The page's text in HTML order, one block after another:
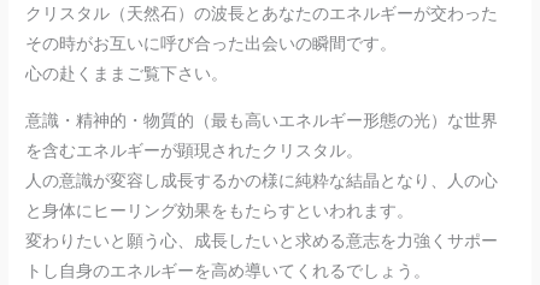
クリスタル（天然石）の波長とあなたのエネルギーが交わった
その時がお互いに呼び合った出会いの瞬間です。
心の赴くままご覧下さい。
意識・精神的・物質的（最も高いエネルギー形態の光）な世界
を含むエネルギーが顕現されたクリスタル。
人の意識が変容し成長するかの様に純粋な結晶となり、人の心
と身体にヒーリング効果をもたらすといわれます。
変わりたいと願う心、成長したいと求める意志を力強くサポー
トし自身のエネルギーを高め導いてくれるでしょう。